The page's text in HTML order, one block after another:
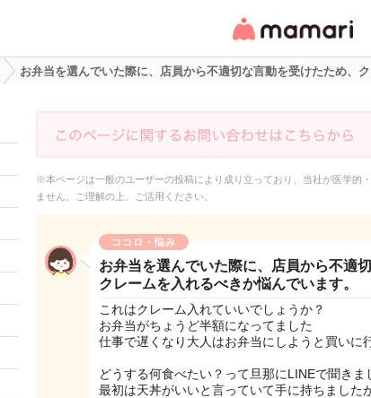
リ・情報サイト
お弁当を選んでいた際に、店員から不適切な言動を受けたため、
※本ページは一般のユーザーの投稿により成り立っており、当社が医学的
ません。ご理解の上、ご活用ください。
ココロ・悩み
お弁当を選んでいた際に、店員から不適
クレームを入れるべきか悩んでいます。
これはクレーム入れていいでしょうか？
お弁当がちょうど半額になってました
仕事で遅くなり大人はお弁当にしようと買いに
どうする何食べたい？って旦那にLINEで聞きま
最初は天丼がいいと言っていて手に持ちました